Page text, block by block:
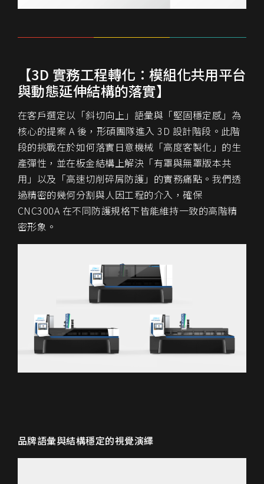
【3D 實務工程轉化：模組化共用平台
與動態延伸結構的落實】
在客戶選定以「斜切向上」語彙與「堅固穩定感」為
核心的提案 A 後，形碩團隊進入 3D 設計階段。此階
段的挑戰在於如何落實日意機械「高度客製化」的生
產彈性，並在板金結構上解決「有罩與無罩版本共
用」以及「高速切削碎屑防護」的實務痛點。我們透
過精密的幾何分割與人因工程的介入，確保
CNC300A 在不同防護規格下皆能維持一致的高階精
密形象。
品牌語彙與結構穩定的視覺演繹